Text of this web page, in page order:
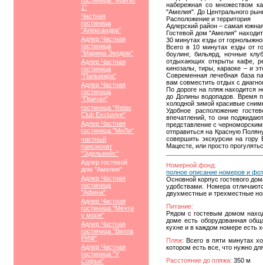
1"
Частная
гостиница
"Александра"
Адлер Частная
гостиница
"Марина Экодом"
Адлер Частная
гостиница
"Пальмира"
Адлер Частная
гостиница
"Причал"
гостиница "Relax
Club Exclusive"
Адлер Частная
гостиница "МиЛи"
частный
пансионат
"Эдельвейс"
Адлер гостевой
дом "Амелия"
Адлер Частная
гостиница
"Афина"
Адлер Частная
гостиница "Мечта
у моря"
Адлер Частная
гостиница "Вилла
РИФ"
Адлер Частная
гостиница "У
Софьи"
набережная со множеством
"Амелия". До Центрального
Расположение и территория
Адлерский район – самая
Гостевой дом "Амелия"
30 минутах езды от
Всего в 10 минутах езды от
боулинг, бильярд, ночные
отдыхающих открыты кафе,
кинозалы, тиры, караоке – и
Современная лечебная база
вам совместить отдых с
По дороге на пляж находится
до Долины водопадов. Время
холодной зимой красивые
Удобное расположение
впечатлений, то они
представление с
отправиться на Красную
совершить экскурсии на
Мацесте, или просто
Номерной фонд:
полное описание номеров и
Основной корпус гостевого
удобствами. Номера
двухместные и трехместные
Питание:
Рядом с гостевым домом
доме есть оборудованная
кухне и в каждом номере есть
Пляж: Всего в пяти минутах
котором есть все, что нужно
Расстояние до пляжа: 350 м